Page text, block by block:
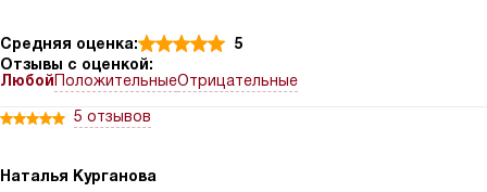
Средняя оценка:
5
Отзывы с оценкой:
ЛюбойПоложительныеОтрицательные
5 отзывов
Наталья Курганова